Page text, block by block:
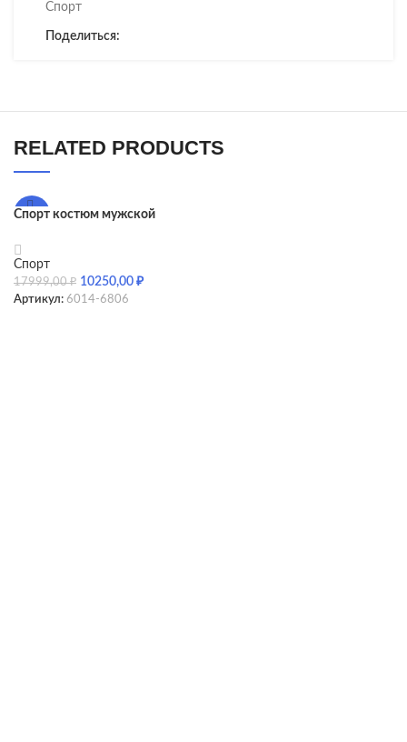
Спорт
Поделиться:
RELATED PRODUCTS
-43%
Спорт костюм мужской
Спорт
17999,00₽ 10250,00 ₽
Артикул: 6014-6806